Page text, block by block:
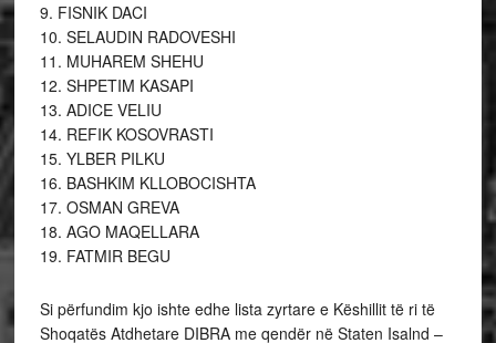
9. FISNIK DACI
10. SELAUDIN RADOVESHI
11. MUHAREM SHEHU
12. SHPETIM KASAPI
13. ADICE VELIU
14. REFIK KOSOVRASTI
15. YLBER PILKU
16. BASHKIM KLLOBOCISHTA
17. OSMAN GREVA
18. AGO MAQELLARA
19. FATMIR BEGU
Si përfundim kjo ishte edhe lista zyrtare e Këshillit të ri të
Shoqatës Atdhetare DIBRA me qendër në Staten Isalnd –